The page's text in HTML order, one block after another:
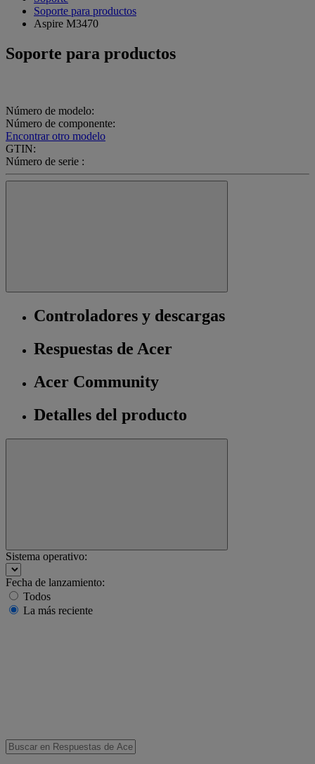
Soporte para productos
Aspire M3470
Soporte para productos
Número de modelo:
Número de componente:
Encontrar otro modelo
GTIN:
Número de serie :
Controladores y descargas
Respuestas de Acer
Acer Community
Detalles del producto
Sistema operativo:
Fecha de lanzamiento:
Todos
La más reciente